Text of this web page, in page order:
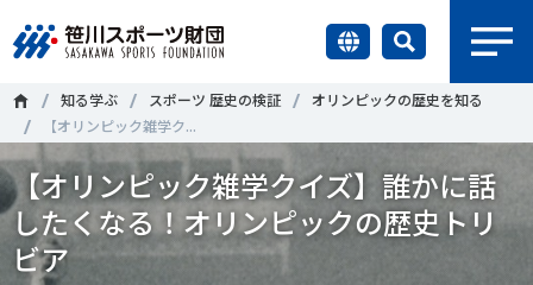
財団情報
研究員紹介
調査・研究
＃誰が子どものスポーツをささえるのか ＃部活動
＃アクティブなまちづくり ＃日本人の身体活動と健康寿命
知る学ぶ スポーツ 歴史の検証
オリンピックの歴史を知る
【オリンピック雑学ク...
【オリンピック雑学クイズ】誰かに話
したくなる！オリンピックの歴史トリ
ビア